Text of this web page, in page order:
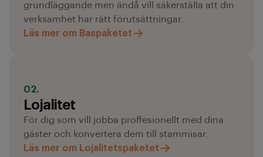
grundläggande men ändå vill säkerställa att din
verksamhet har rätt förutsättningar.
Läs mer om Baspaketet
02.
Lojalitet
För dig som vill jobba proffesionellt med dina
gäster och konvertera dem till stammisar.
Läs mer om Lojalitetspaketet